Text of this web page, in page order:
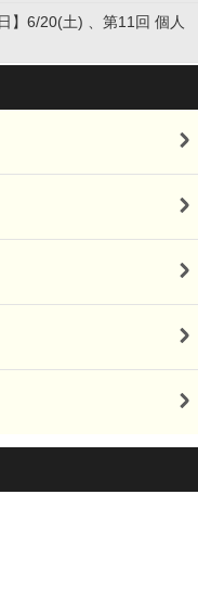
】6/20(土) 、第11回 個人